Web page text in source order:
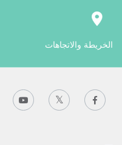
الخريطة والاتجاهات